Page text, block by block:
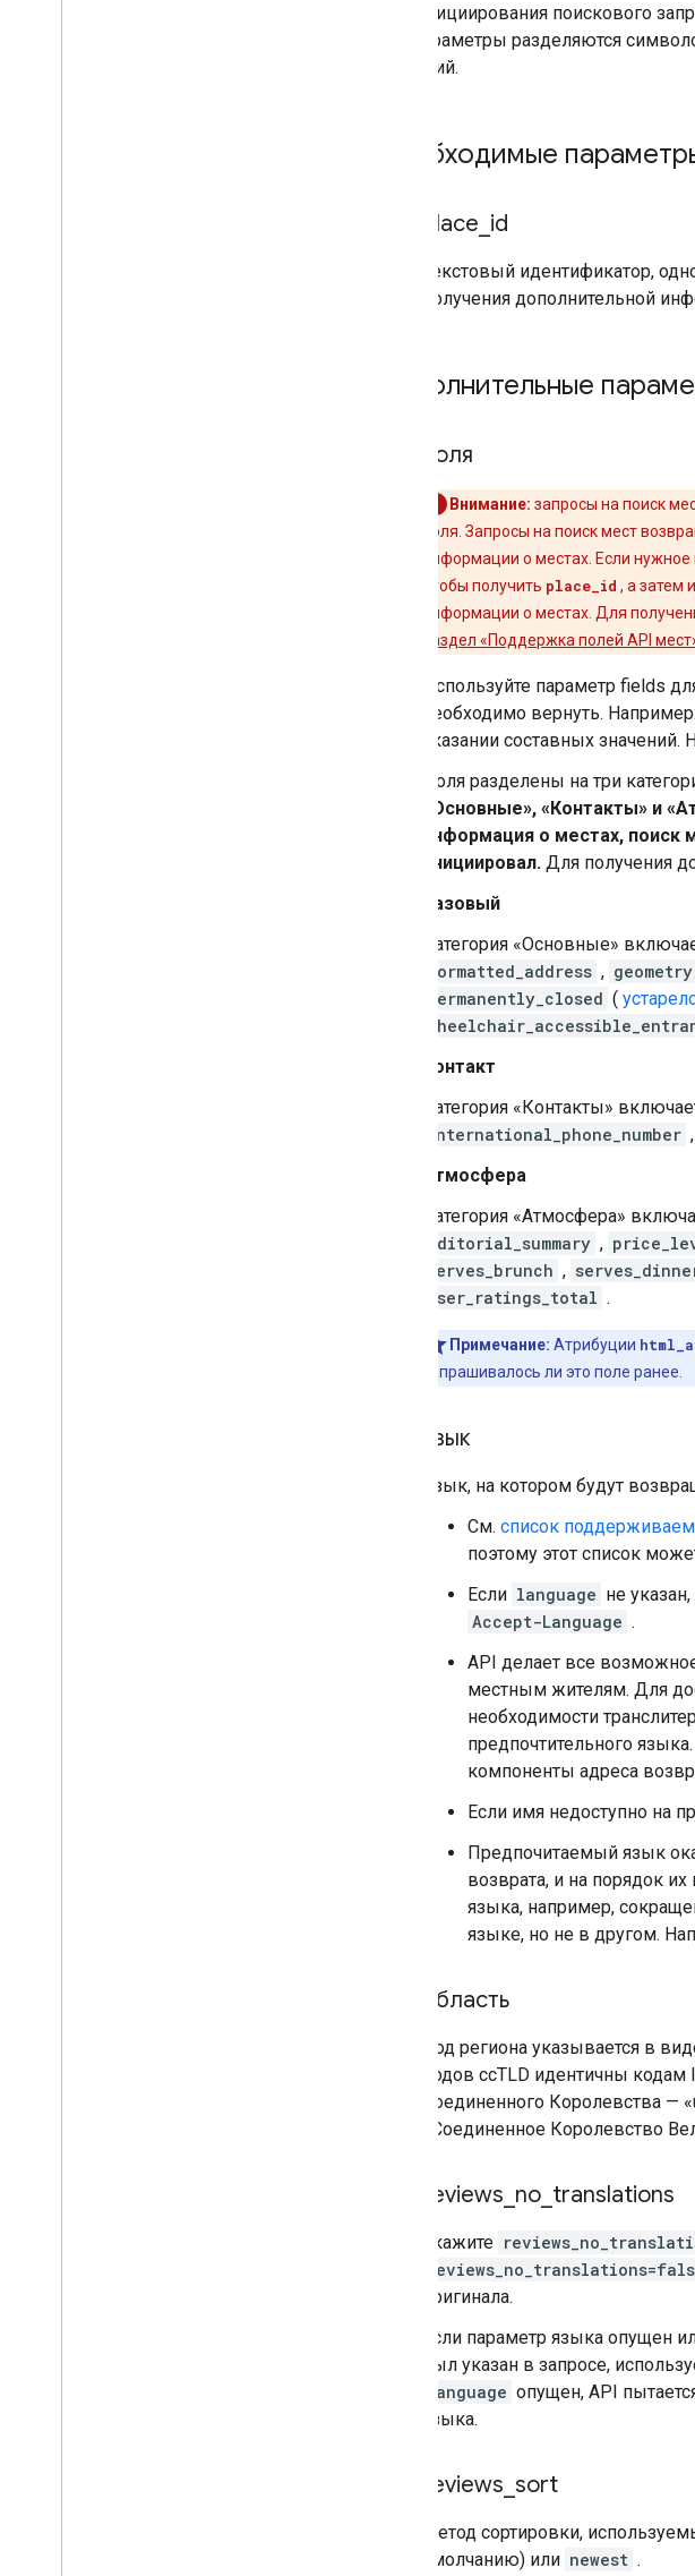
Для инициирования поискового
все параметры разделяются
значений.
Необходимые
place id
Текстовый идентификатор,
получения дополнительной
Дополнительные
поля
Внимание: запросы на поиск
поля. Запросы на поиск мест
информации о местах. Если
чтобы получить place_id , а затем
информации о местах. Для
раздел «Поддержка полей API
Используйте параметр fields
необходимо вернуть. Например:
указании составных значений.
Поля разделены на три
«Основные», «Контакты» и
информация о местах, поиск
инициировал. Для получения
Базовый
Категория «Основные»
formatted_address , geometry
permanently_closed (
Контакт
Категория «Контакты»
international_phone_number ,
Атмосфера
Категория «Атмосфера»
editorial_summary ,
serves_brunch ,
user_ratings_total .
Примечание: Атрибуции
запрашивалось ли это поле ранее.
язык
Язык, на котором будут
См. список
поэтому этот список
Если language не
Accept-Language .
API делает все
местным жителям. Для
необходимости
предпочтительного
компоненты адреса
Если имя недоступно на
Предпочитаемый язык
возврата, и на порядок
языка, например,
языке, но не в другом.
область
Код региона указывается в
кодов ccTLD идентичны
Соединенного Королевства —
«Соединенное Королевство
reviews no translations
Укажите
оригинала.
Если параметр языка опущен
был указан в запросе,
language опущен, API
языка.
reviews sort
Метод сортировки,
умолчанию) или newest .